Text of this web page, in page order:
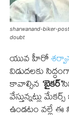
sharwanand-biker-
doubt
యువ హీరో
విడుదలకు
కావాల్సిన ‘బైకర్’
వేస్తున్నట్లు
ఉండటం వల్లే ఈ